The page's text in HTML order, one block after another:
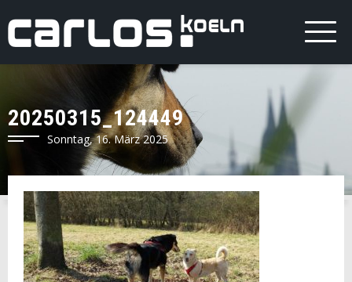
20250315_124449
Sonntag, 16. März 2025